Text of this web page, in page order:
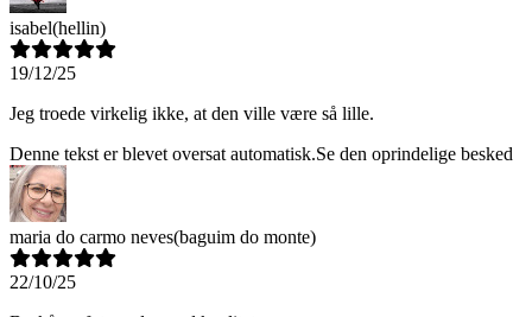
isabel(hellin)
19/12/25
Jeg troede virkelig ikke, at den ville være så lille.
Denne tekst er blevet oversat automatisk.Se den oprindelige besked
maria do carmo neves(baguim do monte)
22/10/25